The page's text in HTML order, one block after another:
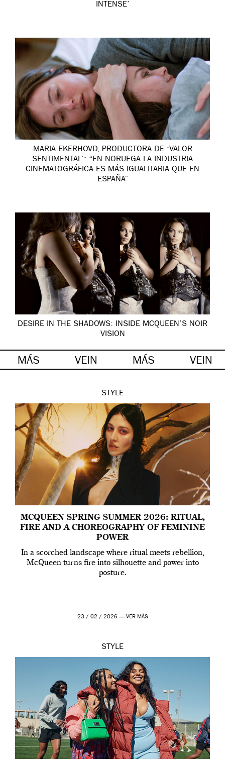
INTENSE’
MARIA EKERHOVD, PRODUCTORA DE ‘VALOR
SENTIMENTAL’: “EN NORUEGA LA INDUSTRIA
CINEMATOGRÁFICA ES MÁS IGUALITARIA QUE EN
ESPAÑA”
DESIRE IN THE SHADOWS: INSIDE MCQUEEN’S NOIR
VISION
MÁS VEIN MÁS VEIN
STYLE
MCQUEEN SPRING SUMMER 2026: RITUAL,
FIRE AND A CHOREOGRAPHY OF FEMININE
POWER
In a scorched landscape where ritual meets rebellion,
McQueen turns fire into silhouette and power into
posture.
23 / 02 / 2026 — VER MÁS
STYLE